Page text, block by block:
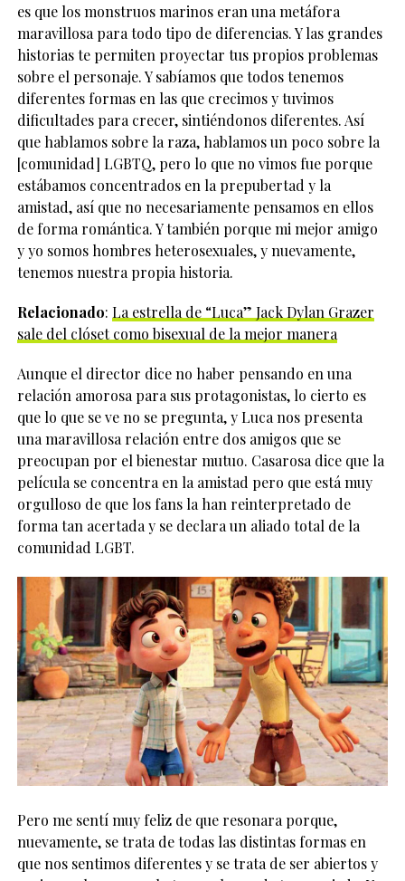
es que los monstruos marinos eran una metáfora
maravillosa para todo tipo de diferencias. Y las grandes
historias te permiten proyectar tus propios problemas
sobre el personaje. Y sabíamos que todos tenemos
diferentes formas en las que crecimos y tuvimos
dificultades para crecer, sintiéndonos diferentes. Así
que hablamos sobre la raza, hablamos un poco sobre la
[comunidad] LGBTQ, pero lo que no vimos fue porque
estábamos concentrados en la prepubertad y la
amistad, así que no necesariamente pensamos en ellos
de forma romántica. Y también porque mi mejor amigo
y yo somos hombres heterosexuales, y nuevamente,
tenemos nuestra propia historia.
Relacionado: La estrella de “Luca” Jack Dylan Grazer
sale del clóset como bisexual de la mejor manera
Aunque el director dice no haber pensando en una
relación amorosa para sus protagonistas, lo cierto es
que lo que se ve no se pregunta, y Luca nos presenta
una maravillosa relación entre dos amigos que se
preocupan por el bienestar mutuo. Casarosa dice que la
película se concentra en la amistad pero que está muy
orgulloso de que los fans la han reinterpretado de
forma tan acertada y se declara un aliado total de la
comunidad LGBT.
Pero me sentí muy feliz de que resonara porque,
nuevamente, se trata de todas las distintas formas en
que nos sentimos diferentes y se trata de ser abiertos y